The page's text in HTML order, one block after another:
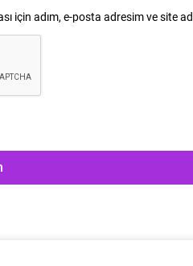
için adım, e-posta adresim ve site